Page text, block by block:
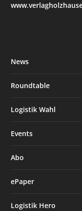
News
Roundtable
Logistik Wahl
Events
Abo
ePaper
Logistik Hero